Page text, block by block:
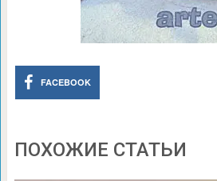
FACEBOOK
ПОХОЖИЕ СТАТЬИ